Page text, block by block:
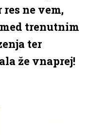
ne vem,
trenutnim
ter
že vnaprej!